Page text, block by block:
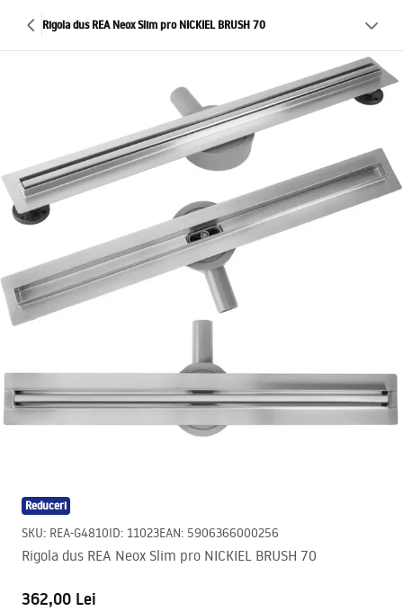
Rigola dus REA Neox Slim pro NICKIEL BRUSH 70
Reduceri
SKU: REA-G4810ID: 11023EAN: 5906366000256
Rigola dus REA Neox Slim pro NICKIEL BRUSH 70
362,00 Lei